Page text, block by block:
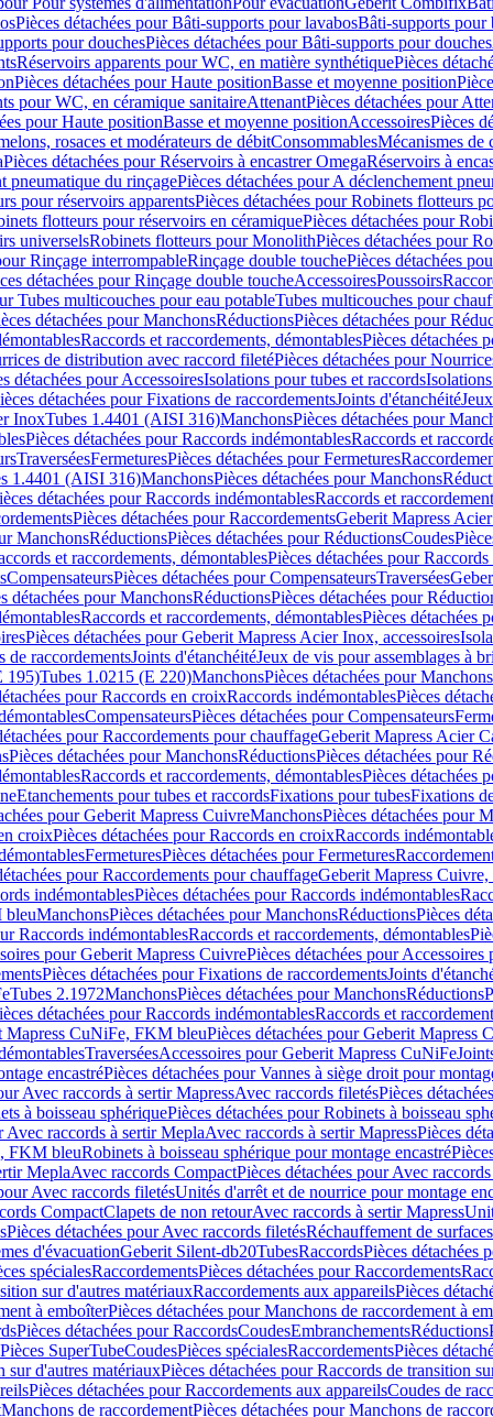
Pièces détachées pour Bâti-supports pour lavabosBâti-supports pour
pour douchesPièces détachées pour Bâti-supports pour douches
Réservoirs apparents pour WC, en matière synthétiquePièces
Pièces détachées pour Haute positionBasse et moyenne position
pour WC, en céramique sanitaireAttenantPièces détachées pour
pour Haute positionBasse et moyenne positionAccessoiresPièces
rosaces et modérateurs de débitConsommablesMécanismes de
Pièces détachées pour Réservoirs à encastrer OmegaRéservoirs à
pneumatique du rinçagePièces détachées pour A déclenchement
pour réservoirs apparentsPièces détachées pour Robinets flotteurs
flotteurs pour réservoirs en céramiquePièces détachées pour
universelsRobinets flotteurs pour MonolithPièces détachées pour
Rinçage interrompableRinçage double touchePièces détachées
détachées pour Rinçage double toucheAccessoiresPoussoirs
Tubes multicouches pour eau potableTubes multicouches pour
détachées pour ManchonsRéductionsPièces détachées pour
Raccords et raccordements, démontablesPièces détachées
de distribution avec raccord filetéPièces détachées pour
détachées pour AccessoiresIsolations pour tubes et raccords
détachées pour Fixations de raccordementsJoints d'étanchéité
InoxTubes 1.4401 (AISI 316)ManchonsPièces détachées pour
Pièces détachées pour Raccords indémontablesRaccords et
TraverséesFermeturesPièces détachées pour Fermetures
1.4401 (AISI 316)ManchonsPièces détachées pour Manchons
détachées pour Raccords indémontablesRaccords et
Pièces détachées pour RaccordementsGeberit Mapress
ManchonsRéductionsPièces détachées pour RéductionsCoudes
et raccordements, démontablesPièces détachées pour
CompensateursPièces détachées pour CompensateursTraversées
détachées pour ManchonsRéductionsPièces détachées pour
Raccords et raccordements, démontablesPièces détachées
Pièces détachées pour Geberit Mapress Acier Inox, accessoires
de raccordementsJoints d'étanchéitéJeux de vis pour assemblages à
195)Tubes 1.0215 (E 220)ManchonsPièces détachées pour Manchons
pour Raccords en croixRaccords indémontablesPièces
CompensateursPièces détachées pour Compensateurs
pour Raccordements pour chauffageGeberit Mapress Acier
Pièces détachées pour ManchonsRéductionsPièces détachées pour
Raccords et raccordements, démontablesPièces détachées
Etanchements pour tubes et raccordsFixations pour tubesFixations
pour Geberit Mapress CuivreManchonsPièces détachées pour
croixPièces détachées pour Raccords en croixRaccords
FermeturesPièces détachées pour Fermetures
pour Raccordements pour chauffageGeberit Mapress Cuivre,
indémontablesPièces détachées pour Raccords indémontables
bleuManchonsPièces détachées pour ManchonsRéductionsPièces
Raccords indémontablesRaccords et raccordements, démontables
pour Geberit Mapress CuivrePièces détachées pour
Pièces détachées pour Fixations de raccordementsJoints
Tubes 2.1972ManchonsPièces détachées pour ManchonsRéductions
détachées pour Raccords indémontablesRaccords et
Mapress CuNiFe, FKM bleuPièces détachées pour Geberit Mapress
TraverséesAccessoires pour Geberit Mapress CuNiFe
encastréPièces détachées pour Vannes à siège droit pour
Avec raccords à sertir MapressAvec raccords filetésPièces
à boisseau sphériquePièces détachées pour Robinets à boisseau
Avec raccords à sertir MeplaAvec raccords à sertir MapressPièces
FKM bleuRobinets à boisseau sphérique pour montage encastré
MeplaAvec raccords CompactPièces détachées pour Avec
Avec raccords filetésUnités d'arrêt et de nourrice pour montage
CompactClapets de non retourAvec raccords à sertir Mapress
Pièces détachées pour Avec raccords filetésRéchauffement de surfaces
d'évacuationGeberit Silent-db20TubesRaccordsPièces détachées
spécialesRaccordementsPièces détachées pour Raccordements
sur d'autres matériauxRaccordements aux appareilsPièces
à emboîterPièces détachées pour Manchons de raccordement à
Pièces détachées pour RaccordsCoudesEmbranchementsRéductions
Pièces SuperTubeCoudesPièces spécialesRaccordementsPièces
sur d'autres matériauxPièces détachées pour Raccords de transition
Pièces détachées pour Raccordements aux appareilsCoudes de
Manchons de raccordementPièces détachées pour Manchons de